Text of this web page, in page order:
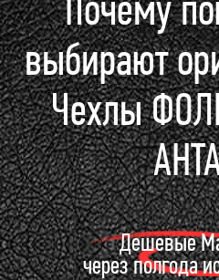
выбирают
Чехлы
Дешевые
через полгода